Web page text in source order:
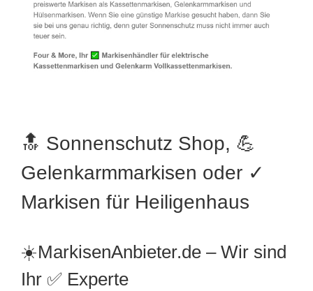
🔝 Sonnenschutz Shop, 💪
Gelenkarmmarkisen oder ✓
Markisen für Heiligenhaus
☀️MarkisenAnbieter.de – Wir sind
Ihr ✅ Experte